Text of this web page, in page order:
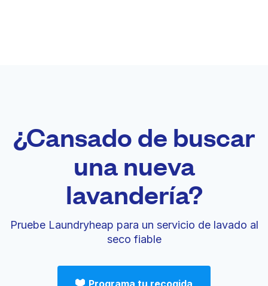
¿Cansado de buscar
una nueva
lavandería?
Pruebe Laundryheap para un servicio de lavado al
seco fiable
Programa tu recogida